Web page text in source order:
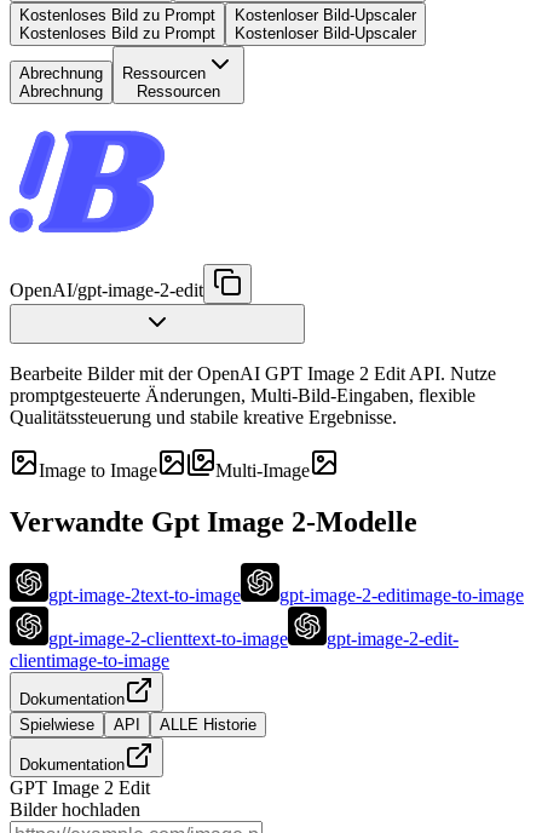
Kostenloses Bild zu Prompt
Kostenloses Bild zu Prompt
Kostenloser Bild-Upscaler
Kostenloser Bild-Upscaler
Abrechnung
Abrechnung
Ressourcen
Ressourcen
OpenAI/gpt-image-2-edit
Bearbeite Bilder mit der OpenAI GPT Image 2 Edit API. Nutze
promptgesteuerte Änderungen, Multi-Bild-Eingaben, flexible
Qualitätssteuerung und stabile kreative Ergebnisse.
Image to Image Multi-Image
Verwandte Gpt Image 2-Modelle
gpt-image-2text-to-image gpt-image-2-editimage-to-image
gpt-image-2-clienttext-to-image
gpt-image-2-edit-
clientimage-to-image
Dokumentation
Spielwiese
API ALLE Historie
Dokumentation
GPT Image 2 Edit
Bilder hochladen